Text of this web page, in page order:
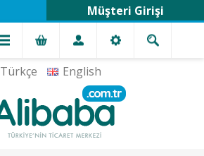
Türkçe English
Müşteri Girişi